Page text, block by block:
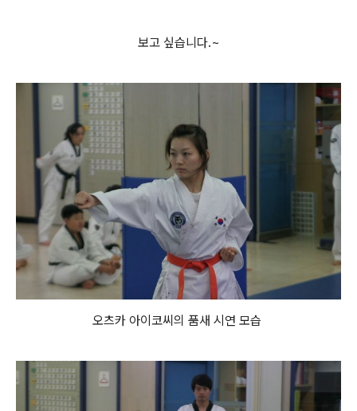
보고 싶습니다.~
오츠카 아이코씨의 품새 시연 모습